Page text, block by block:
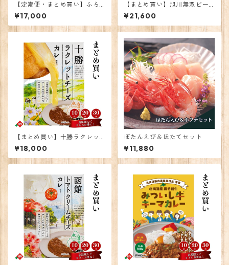
【定期便・まとめ買い】ふら
のワインチェダーチーズカレ
ー 30個
¥17,000
【まとめ買い】旭川無双ビー
フカレー30個
¥21,600
【まとめ買い】十勝ラクレッ
トチーズカレー30個
¥18,000
ぼたんえび＆ほたてセット
¥11,880